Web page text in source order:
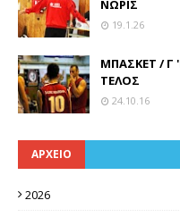
ΝΩΡΙΣ
19.1.26
ΜΠΑΣΚΕΤ / Γ
ΤΕΛΟΣ
24.10.16
ΑΡΧΕΙΟ
2026